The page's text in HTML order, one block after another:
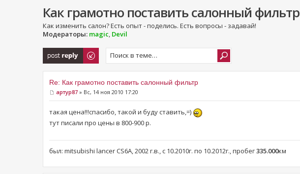
Как грамотно поставить салонный фильтр
Как изменить салон? Есть опыт - поделись. Есть вопросы - задавай!
Модераторы: magic, Devil
Ответить
Re: Как грамотно поставить салонный фильтр
артур87 » Вс, 14 ноя 2010 17:20
такая цена!!!спасибо, такой и буду ставить,=)
тут писали про цены в 800-900 р.
был: mitsubishi lancer CS6A, 2002 г.в., с 10.2010г. по 10.2012г., пробег335.000км